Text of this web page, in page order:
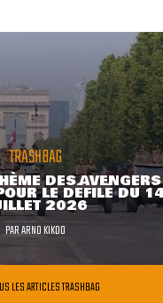
TRASHBAG
DES AVENGERS
LE DÉFILÉ DU 14
2026
PARARNO KIKOO
LES ARTICLES TRASHBAG